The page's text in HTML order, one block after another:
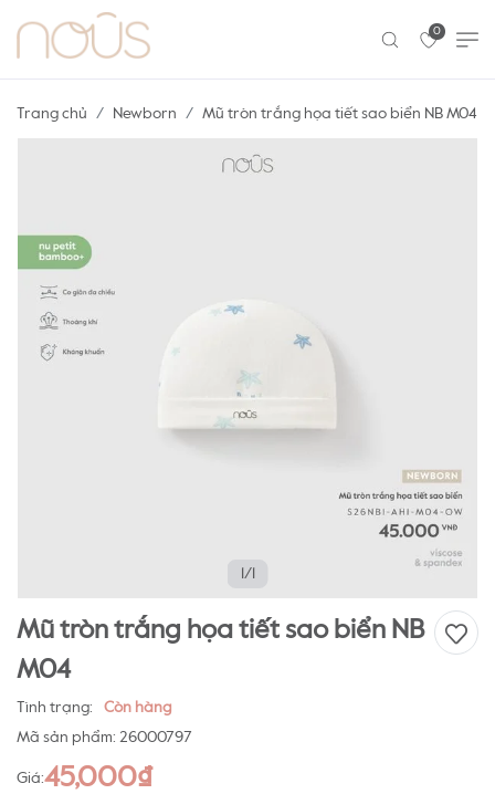
0
Trang chủ Newborn Mũ tròn trắng họa tiết sao biển NB M04
1/1
Mũ tròn trắng họa tiết sao biển NB
M04
Tình trạng:
Còn hàng
Mã sản phẩm: 26000797
Giá:45,000₫